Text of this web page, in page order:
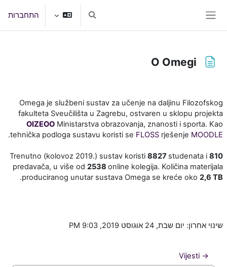
הצגה או הסתרה של קלט
התחברות
O Omegi
Omega je službeni sustav za učenje na daljinu Filozofskog
fakulteta Sveučilišta u Zagrebu, ostvaren u sklopu projekta
OIZEOO Ministarstva obrazovanja, znanosti i sporta. Kao
tehnička podloga sustavu koristi se FLOSS rješenje MOODLE
.
Trenutno (kolovoz 2019.) sustav koristi 8827 studenata i 810
predavača, u više od 2538 online kolegija. Količina materijala
produciranog unutar sustava Omega se kreće oko 2,6 TB
.
שינוי אחרון: יום שבת, 24 אוגוסט 2019, 9:03 PM
→ Vijesti